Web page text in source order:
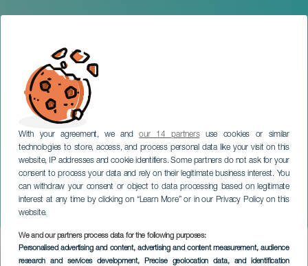
With your agreement, we andour 14 partnersuse cookies or similar
technologies to store, access, and process personal data like your visit on this
website, IP addresses and cookie identifiers. Some partners do not ask for your
consent to process your data and rely on their legitimate business interest. You
can withdraw your consent or object to data processing based on legitimate
interest at any time by clicking on “Learn More” or in our Privacy Policy on this
website.
We and our partners process data for the following purposes:
Personalised advertising and content, advertising and content measurement, audience
research and services development, Precise geolocation data, and identification
Ágora
TENERIFE
Imagen
Listado